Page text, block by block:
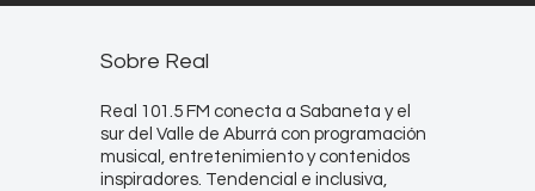
Sobre Real
Real 101.5 FM conecta a Sabaneta y el
sur del Valle de Aburrá con programación
musical, entretenimiento y contenidos
inspiradores. Tendencial e inclusiva,